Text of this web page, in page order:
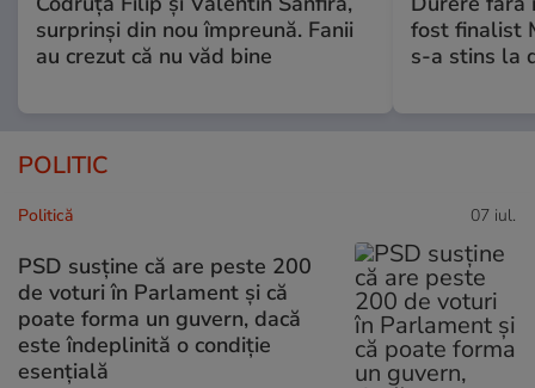
surprinși din nou împreună. Fanii
au crezut că nu văd bine
fost finalist
s-a stins la
POLITIC
Politică 07 iul.
PSD susține că are peste 200
de voturi în Parlament și că
poate forma un guvern, dacă
este îndeplinită o condiție
esențială